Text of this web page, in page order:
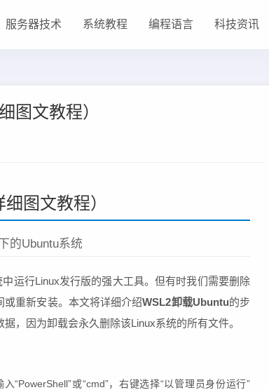
服务器技术 系统教程 编程语言 科技资讯
图文教程）
图文教程）
的Ubuntu系统
运行Linux发行版的强大工具。但有时我们需要删除
或重新安装。本文将详细介绍WSL2卸载Ubuntu的步
，因为卸载会永久删除该Linux系统的所有文件。
“PowerShell”或“cmd”，右键选择“以管理员身份运行”